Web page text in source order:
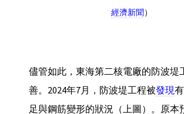
經濟新聞）
儘管如此，東海第二核電廠的防波堤
善。2024年7月，防波堤工程被發現
足與鋼筋變形的狀況（上圖）。原本